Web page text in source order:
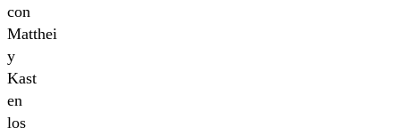
con
Matthei
y
Kast
en
los